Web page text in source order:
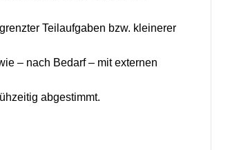
Teilaufgaben bzw. kleinerer
– nach Bedarf – mit externen
abgestimmt.